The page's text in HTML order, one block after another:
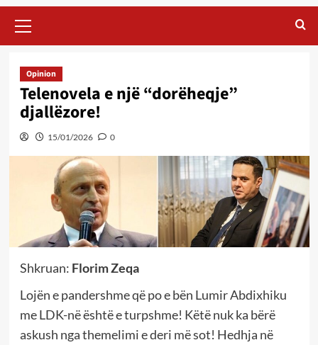
Menu
Opinion
Telenovela e një “dorëheqje”
djallëzore!
15/01/2026 0
Shkruan: Florim Zeqa
Lojën e pandershme që po e bën Lumir Abdixhiku
me LDK-në është e turpshme! Këtë nuk ka bërë
askush nga themelimi e deri më sot! Hedhja në